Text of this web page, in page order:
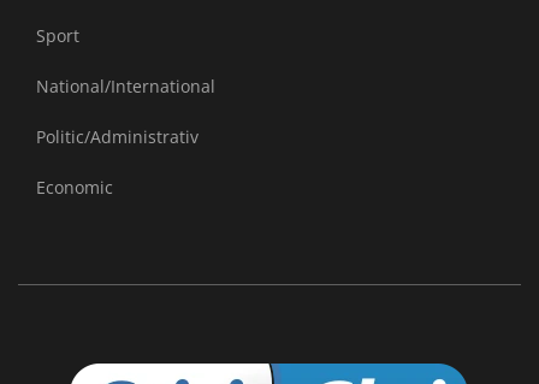
Sport
National/International
Politic/Administrativ
Economic